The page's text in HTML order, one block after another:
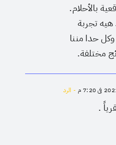
بالأحلام.
هيه تجربة
حدا مننا
مختلفة.
- الرد
.